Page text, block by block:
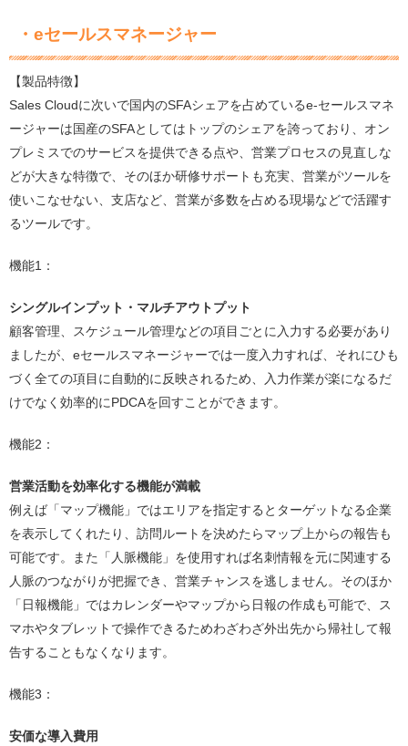
・eセールスマネージャー
【製品特徴】
Sales Cloudに次いで国内のSFAシェアを占めているe-セールスマネ
ージャーは国産のSFAとしてはトップのシェアを誇っており、オン
プレミスでのサービスを提供できる点や、営業プロセスの見直しな
どが大きな特徴で、そのほか研修サポートも充実、営業がツールを
使いこなせない、支店など、営業が多数を占める現場などで活躍す
るツールです。
機能1：
シングルインプット・マルチアウトプット
顧客管理、スケジュール管理などの項目ごとに入力する必要があり
ましたが、eセールスマネージャーでは一度入力すれば、それにひも
づく全ての項目に自動的に反映されるため、入力作業が楽になるだ
けでなく効率的にPDCAを回すことができます。
機能2：
営業活動を効率化する機能が満載
例えば「マップ機能」ではエリアを指定するとターゲットなる企業
を表示してくれたり、訪問ルートを決めたらマップ上からの報告も
可能です。また「人脈機能」を使用すれば名刺情報を元に関連する
人脈のつながりが把握でき、営業チャンスを逃しません。そのほか
「日報機能」ではカレンダーやマップから日報の作成も可能で、ス
マホやタブレットで操作できるためわざわざ外出先から帰社して報
告することもなくなります。
機能3：
安価な導入費用